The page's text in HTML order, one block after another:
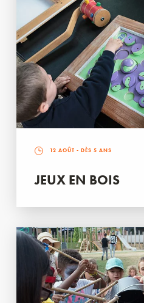
12 AOÛT - DÈS 5 ANS
JEUX EN BOIS